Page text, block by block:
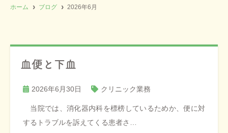
ホーム ブログ 2026年6月
血便と下血
2026年6月30日 クリニック業務
当院では、消化器内科を標榜しているためか、便に対
するトラブルを訴えてくる患者さ…